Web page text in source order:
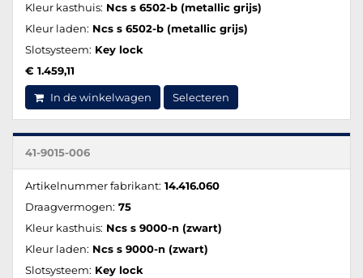
Kleur kasthuis: Ncs s 6502-b (metallic grijs)
Kleur laden: Ncs s 6502-b (metallic grijs)
Slotsysteem: Key lock
€ 1.459,11
In de winkelwagen Selecteren
41-9015-006
Artikelnummer fabrikant: 14.416.060
Draagvermogen: 75
Kleur kasthuis: Ncs s 9000-n (zwart)
Kleur laden: Ncs s 9000-n (zwart)
Slotsysteem: Key lock